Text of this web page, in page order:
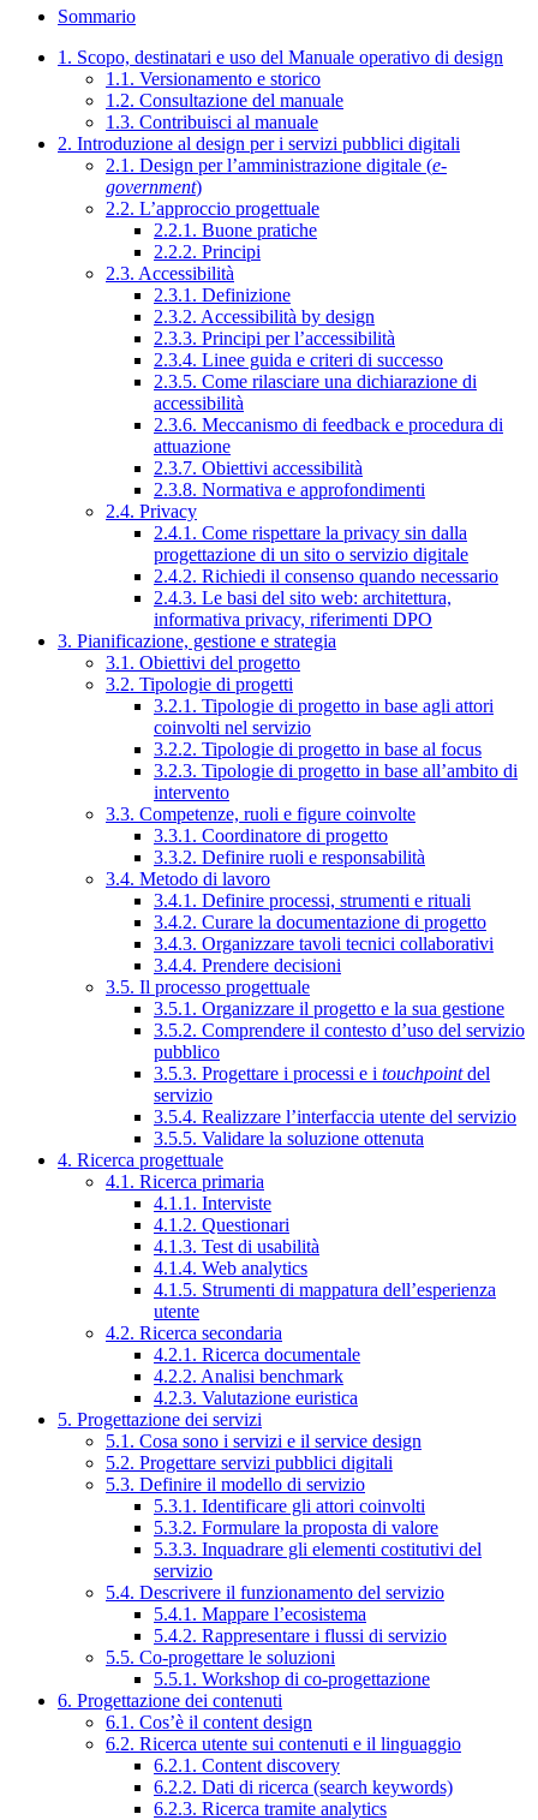
Sommario
1. Scopo, destinatari e uso del Manuale operativo di design
1.1. Versionamento e storico
1.2. Consultazione del manuale
1.3. Contribuisci al manuale
2. Introduzione al design per i servizi pubblici digitali
2.1. Design per l’amministrazione digitale (e-
government)
2.2. L’approccio progettuale
2.2.1. Buone pratiche
2.2.2. Principi
2.3. Accessibilità
2.3.1. Definizione
2.3.2. Accessibilità by design
2.3.3. Principi per l’accessibilità
2.3.4. Linee guida e criteri di successo
2.3.5. Come rilasciare una dichiarazione di
accessibilità
2.3.6. Meccanismo di feedback e procedura di
attuazione
2.3.7. Obiettivi accessibilità
2.3.8. Normativa e approfondimenti
2.4. Privacy
2.4.1. Come rispettare la privacy sin dalla
progettazione di un sito o servizio digitale
2.4.2. Richiedi il consenso quando necessario
2.4.3. Le basi del sito web: architettura,
informativa privacy, riferimenti DPO
3. Pianificazione, gestione e strategia
3.1. Obiettivi del progetto
3.2. Tipologie di progetti
3.2.1. Tipologie di progetto in base agli attori
coinvolti nel servizio
3.2.2. Tipologie di progetto in base al focus
3.2.3. Tipologie di progetto in base all’ambito di
intervento
3.3. Competenze, ruoli e figure coinvolte
3.3.1. Coordinatore di progetto
3.3.2. Definire ruoli e responsabilità
3.4. Metodo di lavoro
3.4.1. Definire processi, strumenti e rituali
3.4.2. Curare la documentazione di progetto
3.4.3. Organizzare tavoli tecnici collaborativi
3.4.4. Prendere decisioni
3.5. Il processo progettuale
3.5.1. Organizzare il progetto e la sua gestione
3.5.2. Comprendere il contesto d’uso del servizio
pubblico
3.5.3. Progettare i processi e i touchpointdel
servizio
3.5.4. Realizzare l’interfaccia utente del servizio
3.5.5. Validare la soluzione ottenuta
4. Ricerca progettuale
4.1. Ricerca primaria
4.1.1. Interviste
4.1.2. Questionari
4.1.3. Test di usabilità
4.1.4. Web analytics
4.1.5. Strumenti di mappatura dell’esperienza
utente
4.2. Ricerca secondaria
4.2.1. Ricerca documentale
4.2.2. Analisi benchmark
4.2.3. Valutazione euristica
5. Progettazione dei servizi
5.1. Cosa sono i servizi e il service design
5.2. Progettare servizi pubblici digitali
5.3. Definire il modello di servizio
5.3.1. Identificare gli attori coinvolti
5.3.2. Formulare la proposta di valore
5.3.3. Inquadrare gli elementi costitutivi del
servizio
5.4. Descrivere il funzionamento del servizio
5.4.1. Mappare l’ecosistema
5.4.2. Rappresentare i flussi di servizio
5.5. Co-progettare le soluzioni
5.5.1. Workshop di co-progettazione
6. Progettazione dei contenuti
6.1. Cos’è il content design
6.2. Ricerca utente sui contenuti e il linguaggio
6.2.1. Content discovery
6.2.2. Dati di ricerca (search keywords)
6.2.3. Ricerca tramite analytics